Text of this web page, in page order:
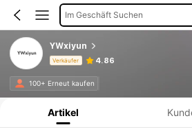
Im Geschäft Suchen
YWxiyun
Verkäufer 4.86
100+ Erneut kaufen
Produktinformation: Preisangabe, Verkaufs- und
Artikel